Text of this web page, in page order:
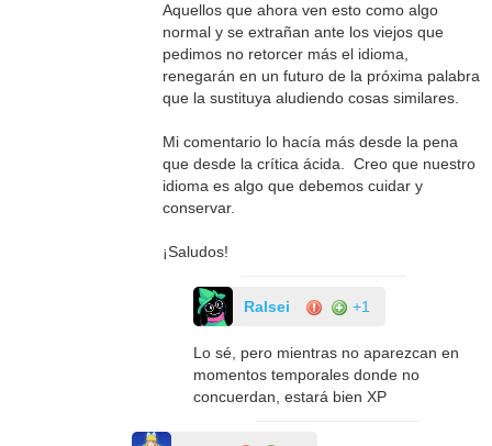
Aquellos que ahora ven esto como algo
normal y se extrañan ante los viejos que
pedimos no retorcer más el idioma,
renegarán en un futuro de la próxima palabra
que la sustituya aludiendo cosas similares.
Mi comentario lo hacía más desde la pena
que desde la crítica ácida. Creo que nuestro
idioma es algo que debemos cuidar y
conservar.
¡Saludos!
Ralsei +1
Lo sé, pero mientras no aparezcan en
momentos temporales donde no
concuerdan, estará bien XP